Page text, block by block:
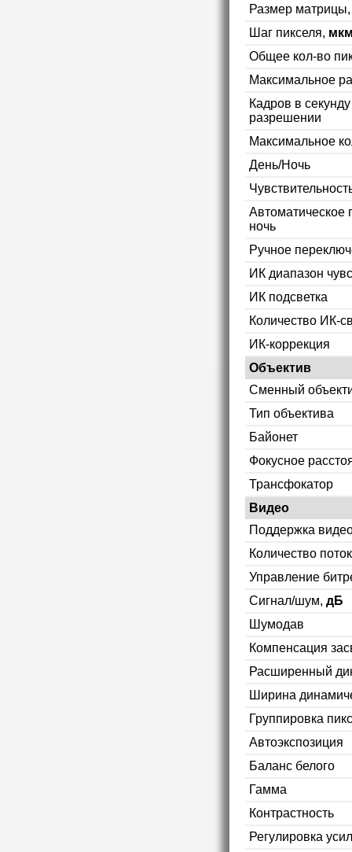
Размер
Шаг пикселя,
Общее кол-во
Максимальное
Кадров в
разрешении
Максимальное
День/Ночь
Автоматическое
ночь
Ручное
ИК диапазон
ИК подсветка
Количество ИК-
ИК-коррекция
Объектив
Сменный
Тип объектива
Байонет
Фокусное
Трансфокатор
Видео
Поддержка
Количество
Управление
Сигнал/шум, дБ
Шумодав
Компенсация
Расширенный
Ширина
Группировка
Автоэкспозиция
Баланс белого
Гамма
Контрастность
Регулировка